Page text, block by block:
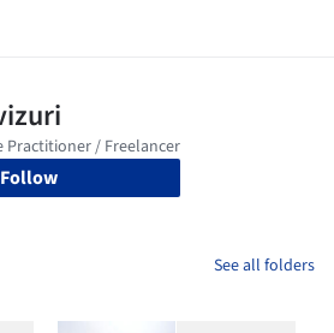
Follow
See all folders